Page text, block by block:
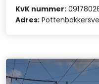
KvK nummer:
Adres: